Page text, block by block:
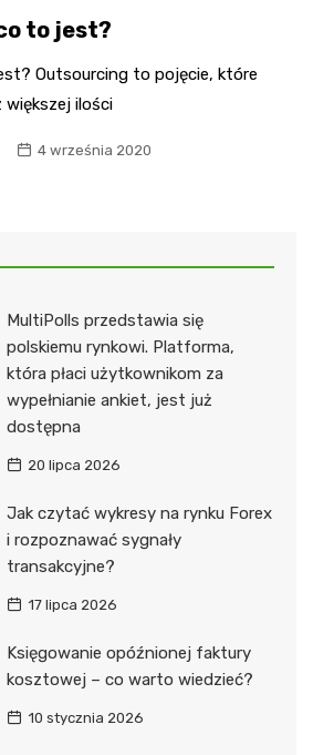
to jest?
Outsourcing to pojęcie, które
ilości
4 września 2020
MultiPolls przedstawia się
polskiemu rynkowi. Platforma,
która płaci użytkownikom za
wypełnianie ankiet, jest już
dostępna
20 lipca 2026
Jak czytać wykresy na rynku Forex
i rozpoznawać sygnały
transakcyjne?
17 lipca 2026
Księgowanie opóźnionej faktury
kosztowej – co warto wiedzieć?
10 stycznia 2026